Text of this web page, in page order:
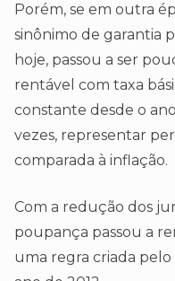
Porém, se em outra
sinônimo de garantia
hoje, passou a ser
rentável com taxa
constante desde o
vezes, representar
comparada à inflação.
Com a redução dos
poupança passou a
uma regra criada pelo